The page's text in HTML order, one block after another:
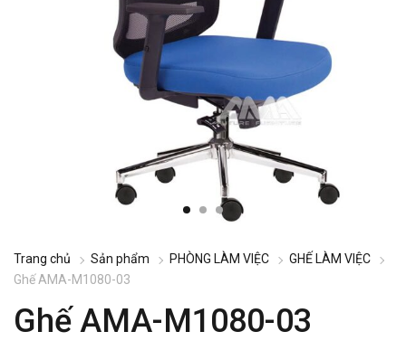
Trang chủ Sản phẩm PHÒNG LÀM VIỆC
GHẾ LÀM VIỆC
Ghế AMA-M1080-03
Ghế AMA-M1080-03